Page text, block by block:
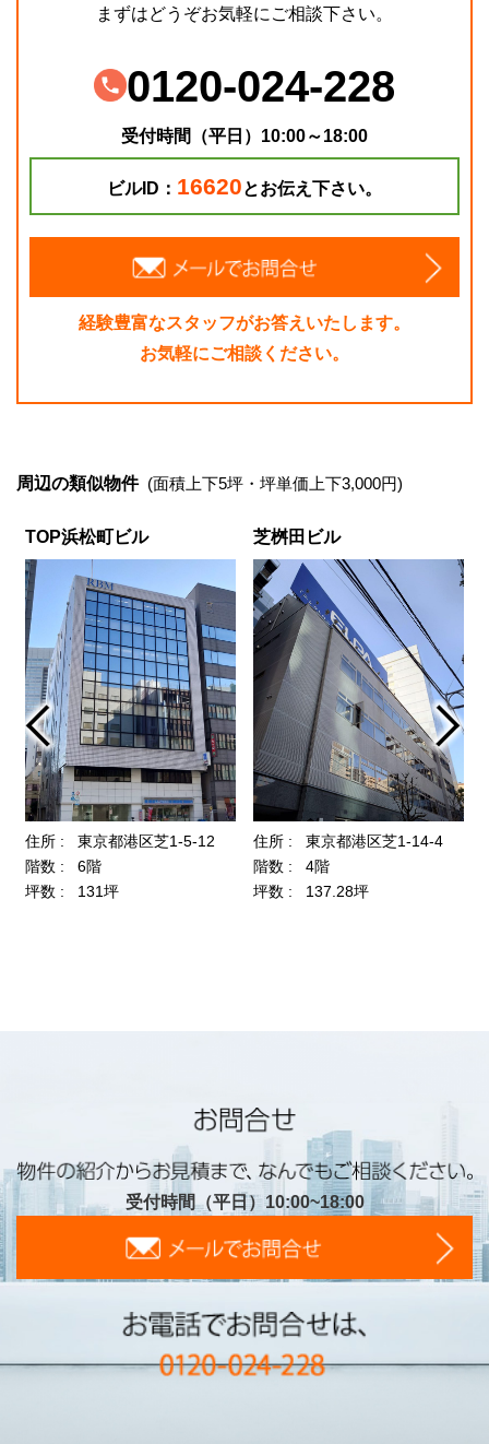
まずはどうぞお気軽にご相談下さい。
0120-024-228
受付時間（平日）10:00～18:00
ビルID： 16620とお伝え下さい。
経験豊富なスタッフがお答えいたします。
お気軽にご相談ください。
周辺の類似物件 (面積上下5坪・坪単価上下3,000円)
受付時間（平日）10:00~18:00